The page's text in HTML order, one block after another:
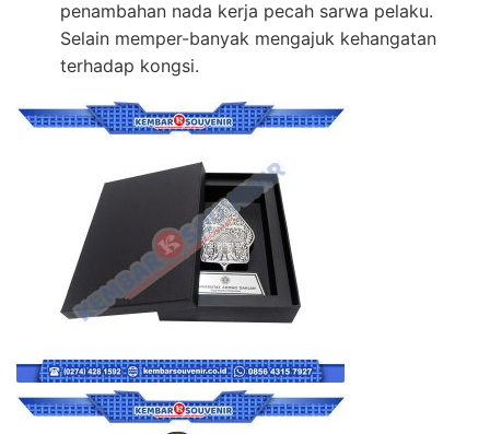
penambahan nada kerja pecah sarwa pelaku.
Selain memper-banyak mengajuk kehangatan
terhadap kongsi.